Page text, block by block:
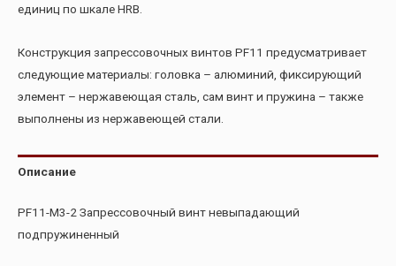
единиц по шкале HRB.
Конструкция запрессовочных винтов PF11 предусматривает
следующие материалы: головка – алюминий, фиксирующий
элемент – нержавеющая сталь, сам винт и пружина – также
выполнены из нержавеющей стали.
Описание
PF11-M3-2 Запрессовочный винт невыпадающий
подпружиненный